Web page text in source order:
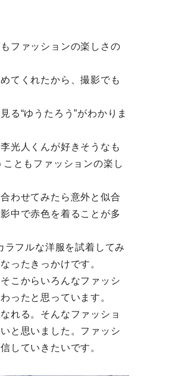
ファッションの楽しさの
てくれたから、撮影でも
る“ゆうたろう”がわかりま
光人くんが好きそうなも
ともファッションの楽し
わせてみたら意外と似合
中で赤色を着ることが多
フルな洋服を試着してみ
ったきっかけです。
こからいろんなファッシ
ったと思っています。
れる。そんなファッショ
と思いました。ファッシ
していきたいです。